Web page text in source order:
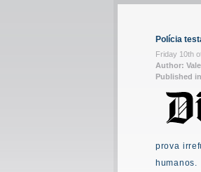
Polícia
Friday 10th
Author:
Published
prova
humanos.